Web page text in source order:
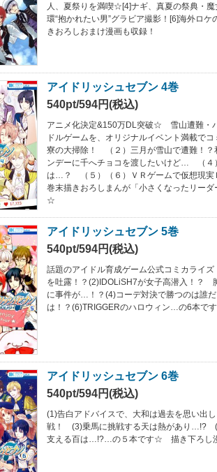
人、夏祭りを満喫☆[4]ナギ、真夏の祭典・
環“抱かれたい男”グラビア撮影！[6]海外ロ
きおろしおまけ漫画も収録！
アイドリッシュセブン 4巻
540pt/594円(税込)
アニメ化決定&150万DL突破☆ 雪山遭難・
ドルゲームを、オリジナルイベント満載で
寮の大掃除！ （２）三月が雪山で遭難！
ンデーに千へチョコを渡したいけど… （４
は…？ （５）（６）ＶＲゲームで仮想現
巻末描きおろしまんが「小さくなったリー
☆
アイドリッシュセブン 5巻
540pt/594円(税込)
話題のアイドル育成ゲーム公式コミカライ
を吐露！？(2)IDOLiSH7が女子高潜入！？
に事件が…！？(4)コーデ対決で勝つのは誰
は！？(6)TRIGGERのハロウィン…の6本で
アイドリッシュセブン 6巻
540pt/594円(税込)
(1)告白アドバイスで、大和は過去を思い
戦！ (3)乗馬に挑戦する天は熱があり…!?
支える百は…!?…の５本です☆ 描き下ろし